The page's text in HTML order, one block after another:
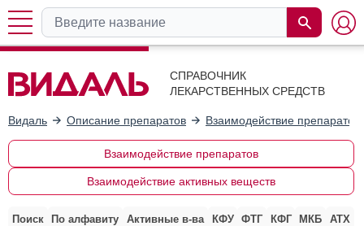
СПРАВОЧНИК
ЛЕКАРСТВЕННЫХ СРЕДСТВ
Видаль Описание препаратов Взаимодействие препаратов
Взаимодействие препаратов
Взаимодействие активных веществ
Поиск По алфавиту Активные в-ва КФУ ФТГ КФГ МКБ АТХ